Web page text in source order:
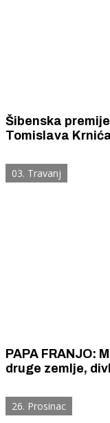
Šibenska
Tomislava
filmova stvarne i
03. Travanj
PAPA FRANJO:
druge zemlje,
Prevarili smo se.
26. Prosinac